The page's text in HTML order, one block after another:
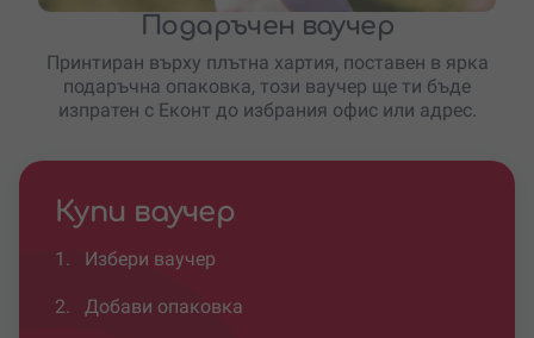
Подаръчен ваучер
Принтиран върху плътна хартия, поставен в ярка
подаръчна опаковка, този ваучер ще ти бъде
изпратен с Еконт до избрания офис или адрес.
Купи ваучер
1. Избери ваучер
2. Добави опаковка